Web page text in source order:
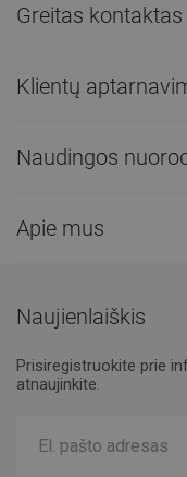
Greitas kontaktas
Klientų
Naudingos
Apie mus
Naujienlaiškis
Prisiregistruokite prie
atnaujinkite.